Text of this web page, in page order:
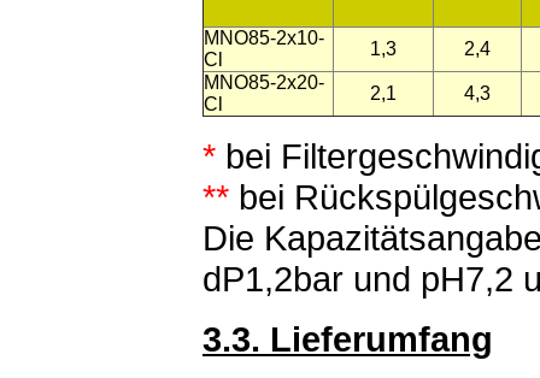
MNO85-2x10-
Cl
1,3
2,4
MNO85-2x20-
Cl
2,1 4,3
* bei
** bei
Die
dP1,2bar und pH7,2
3.3. Lieferumfang